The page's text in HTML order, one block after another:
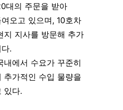
대의 주문을 받아
오고 있으며, 10호차
지 지사를 방문해 추가
.
에서 수요가 꾸준히
추가적인 수입 물량을
있다.